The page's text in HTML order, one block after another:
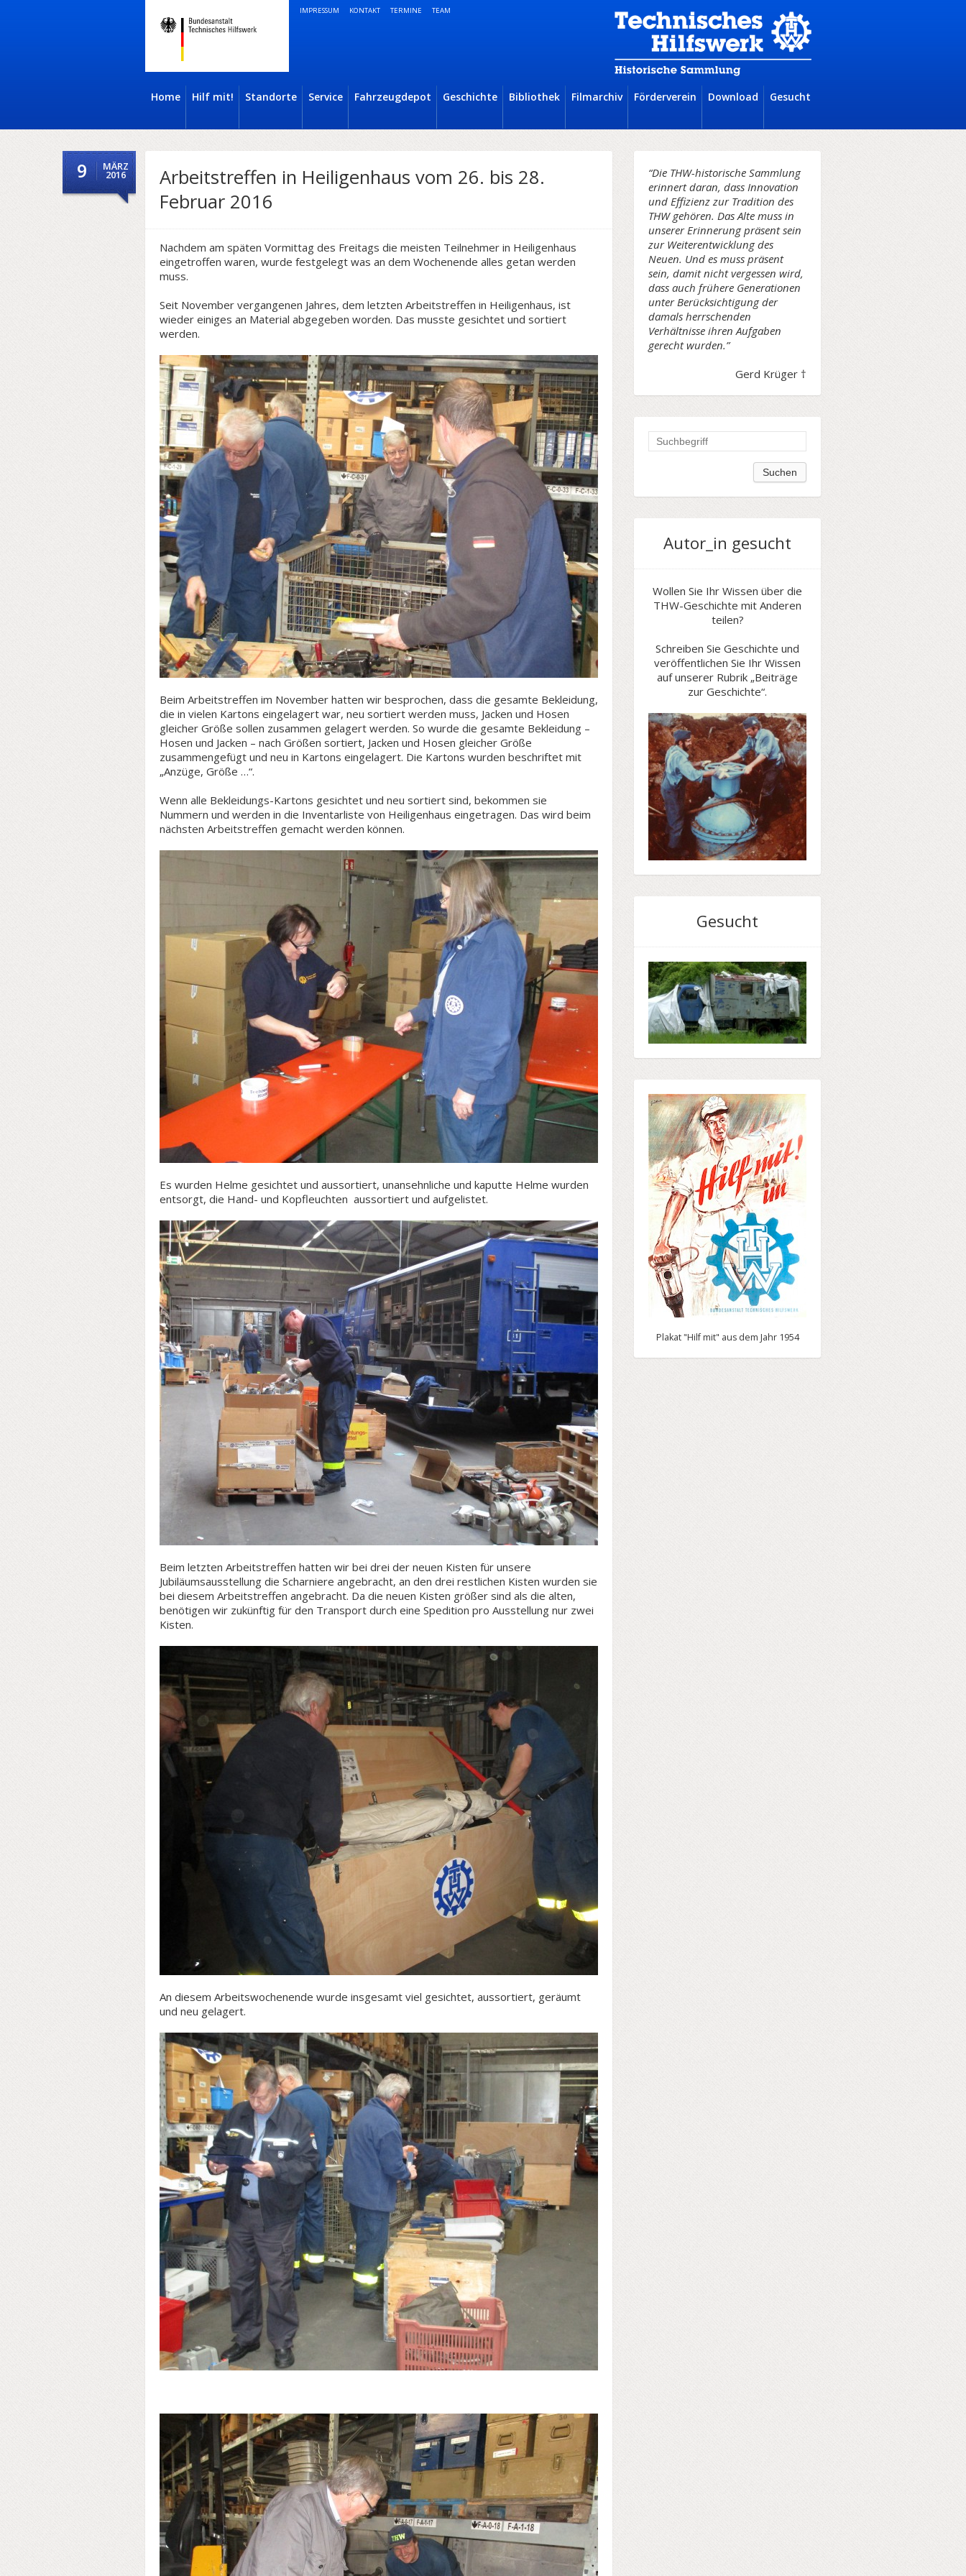
IMPRESSUM KONTAKT TERMINE TEAM
Home Hilf mit! Standorte Service Fahrzeugdepot Geschichte Bibliothek Filmarchiv Förderverein Download Gesucht
9 MÄRZ
2016
Arbeitstreffen in Heiligenhaus vom 26. bis 28.
Februar 2016
Nachdem am späten Vormittag des Freitags die meisten Teilnehmer in Heiligenhaus
eingetroffen waren, wurde festgelegt was an dem Wochenende alles getan werden
muss.
Seit November vergangenen Jahres, dem letzten Arbeitstreffen in Heiligenhaus, ist
wieder einiges an Material abgegeben worden. Das musste gesichtet und sortiert
werden.
Beim Arbeitstreffen im November hatten wir besprochen, dass die gesamte Bekleidung,
die in vielen Kartons eingelagert war, neu sortiert werden muss, Jacken und Hosen
gleicher Größe sollen zusammen gelagert werden. So wurde die gesamte Bekleidung –
Hosen und Jacken – nach Größen sortiert, Jacken und Hosen gleicher Größe
zusammengefügt und neu in Kartons eingelagert. Die Kartons wurden beschriftet mit
„Anzüge, Größe …“.
Wenn alle Bekleidungs-Kartons gesichtet und neu sortiert sind, bekommen sie
Nummern und werden in die Inventarliste von Heiligenhaus eingetragen. Das wird beim
nächsten Arbeitstreffen gemacht werden können.
Es wurden Helme gesichtet und aussortiert, unansehnliche und kaputte Helme wurden
entsorgt, die Hand- und Kopfleuchten aussortiert und aufgelistet.
Beim letzten Arbeitstreffen hatten wir bei drei der neuen Kisten für unsere
Jubiläumsausstellung die Scharniere angebracht, an den drei restlichen Kisten wurden sie
bei diesem Arbeitstreffen angebracht. Da die neuen Kisten größer sind als die alten,
benötigen wir zukünftig für den Transport durch eine Spedition pro Ausstellung nur zwei
Kisten.
An diesem Arbeitswochenende wurde insgesamt viel gesichtet, aussortiert, geräumt
und neu gelagert.
“Die THW-historische Sammlung
erinnert daran, dass Innovation
und Effizienz zur Tradition des
THW gehören. Das Alte muss in
unserer Erinnerung präsent sein
zur Weiterentwicklung des
Neuen. Und es muss präsent
sein, damit nicht vergessen wird,
dass auch frühere Generationen
unter Berücksichtigung der
damals herrschenden
Verhältnisse ihren Aufgaben
gerecht wurden.”
Gerd Krüger †
Autor_in gesucht
Wollen Sie Ihr Wissen über die
THW-Geschichte mit Anderen
teilen?
Schreiben Sie Geschichte und
veröffentlichen Sie Ihr Wissen
auf unserer Rubrik „Beiträge
zur Geschichte“.
Gesucht
Plakat "Hilf mit" aus dem Jahr 1954